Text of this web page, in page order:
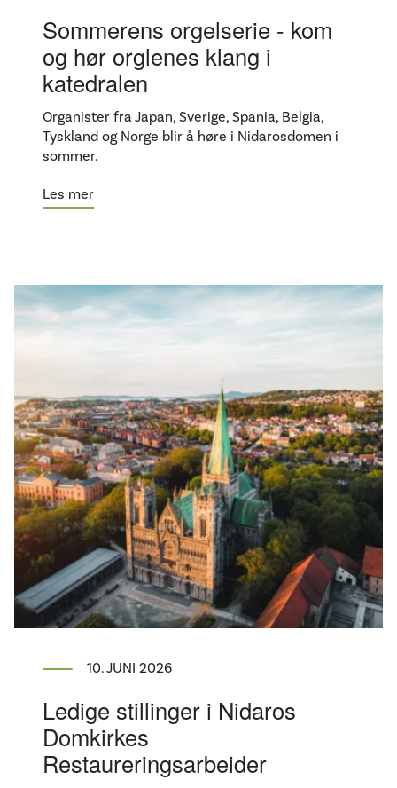
Sommerens orgelserie - kom
og hør orglenes klang i
katedralen
Organister fra Japan, Sverige, Spania, Belgia,
Tyskland og Norge blir å høre i Nidarosdomen i
sommer.
Les mer
10. JUNI 2026
Ledige stillinger i Nidaros
Domkirkes
Restaureringsarbeider